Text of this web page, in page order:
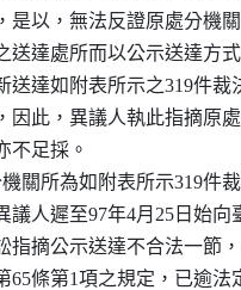
是以，無法反證原處分機
送達處所而以公示送達方
送達如附表所示之319件
因此，異議人執此指摘原
不足採。
機關所為如附表所示319件
議人遲至97年4月25日始
指摘公示送達不合法一節
65條第1項之規定，已逾法